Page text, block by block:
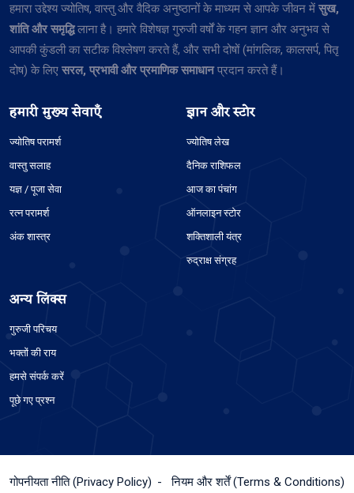
हमारा उद्देश्य ज्योतिष, वास्तु और वैदिक अनुष्ठानों के माध्यम से आपके जीवन में सुख,
शांति और समृद्धिलाना है। हमारे विशेषज्ञ गुरुजी वर्षों के गहन ज्ञान और अनुभव से
आपकी कुंडली का सटीक विश्लेषण करते हैं, और सभी दोषों (मांगलिक, कालसर्प, पितृ
दोष) के लिए सरल, प्रभावी और प्रमाणिक समाधानप्रदान करते हैं।
हमारी मुख्य सेवाएँ
ज्योतिष परामर्श
वास्तु सलाह
यज्ञ / पूजा सेवा
रत्न परामर्श
अंक शास्त्र
ज्ञान और स्टोर
ज्योतिष लेख
दैनिक राशिफल
आज का पंचांग
ऑनलाइन स्टोर
शक्तिशाली यंत्र
रुद्राक्ष संग्रह
अन्य लिंक्स
गुरुजी परिचय
भक्तों की राय
हमसे संपर्क करें
पूछे गए प्रश्न
गोपनीयता नीति (Privacy Policy) नियम और शर्तें (Terms & Conditions)